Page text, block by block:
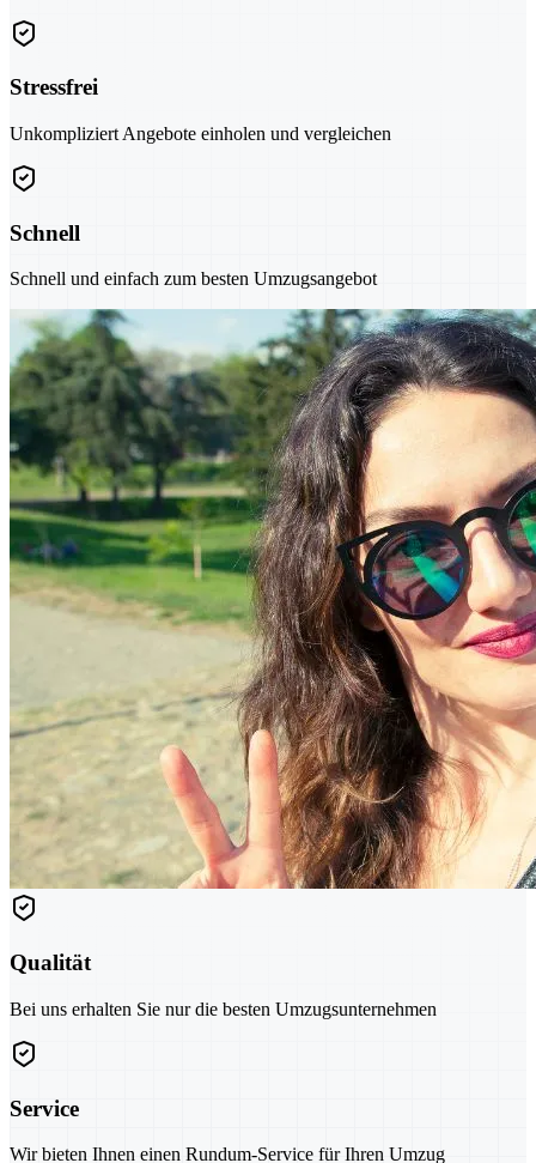
Stressfrei
Unkompliziert Angebote einholen und vergleichen
Schnell
Schnell und einfach zum besten Umzugsangebot
Qualität
Bei uns erhalten Sie nur die besten Umzugsunternehmen
Service
Wir bieten Ihnen einen Rundum-Service für Ihren Umzug